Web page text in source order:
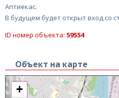
Аптиекас.
В будущем будет открыт вход со
ID номер объекта: 59554
Объект на карте
+